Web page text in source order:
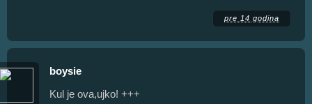
pre 14 godina
boysie
Kul je ova,ujko! +++